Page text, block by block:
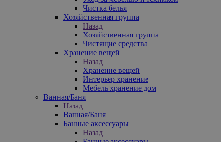
Чистка белья
Хозяйственная группа
Назад
Хозяйственная группа
Чистящие средства
Хранение вещей
Назад
Хранение вещей
Интерьер хранение
Мебель хранение дом
Ванная/Баня
Назад
Ванная/Баня
Банные аксессуары
Назад